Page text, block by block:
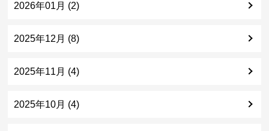
2026年01月 (2)
2025年12月 (8)
2025年11月 (4)
2025年10月 (4)